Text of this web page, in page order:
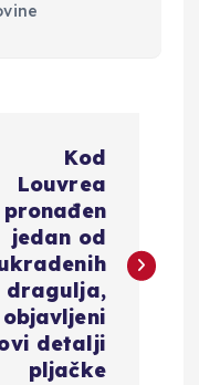
Kod
Louvrea
pronađen
jedan od
dragulja,
objavljeni
detalji
pljačke